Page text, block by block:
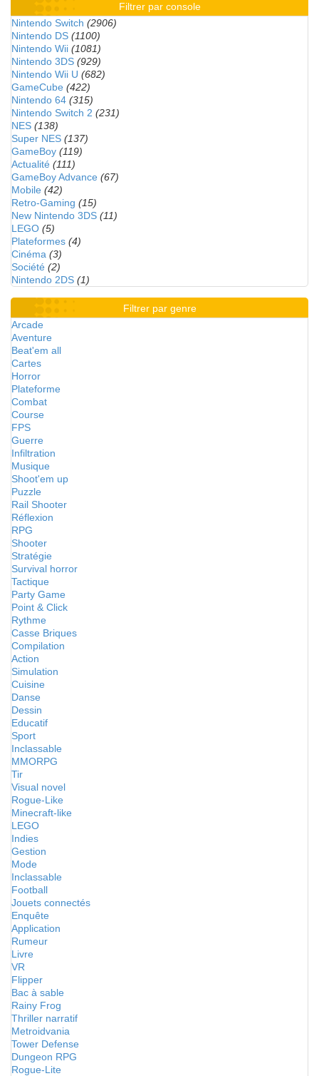
Filtrer par console
Nintendo Switch (2906)
Nintendo DS (1100)
Nintendo Wii (1081)
Nintendo 3DS (929)
Nintendo Wii U (682)
GameCube (422)
Nintendo 64 (315)
Nintendo Switch 2 (231)
NES (138)
Super NES (137)
GameBoy (119)
Actualité (111)
GameBoy Advance (67)
Mobile (42)
Retro-Gaming (15)
New Nintendo 3DS (11)
LEGO (5)
Plateformes (4)
Cinéma (3)
Société (2)
Nintendo 2DS (1)
Filtrer par genre
Arcade
Aventure
Beat'em all
Cartes
Horror
Plateforme
Combat
Course
FPS
Guerre
Infiltration
Musique
Shoot'em up
Puzzle
Rail Shooter
Réflexion
RPG
Shooter
Stratégie
Survival horror
Tactique
Party Game
Point & Click
Rythme
Casse Briques
Compilation
Action
Simulation
Cuisine
Danse
Dessin
Educatif
Sport
Inclassable
MMORPG
Tir
Visual novel
Rogue-Like
Minecraft-like
LEGO
Indies
Gestion
Mode
Inclassable
Football
Jouets connectés
Enquête
Application
Rumeur
Livre
VR
Flipper
Bac à sable
Rainy Frog
Thriller narratif
Metroidvania
Tower Defense
Dungeon RPG
Rogue-Lite